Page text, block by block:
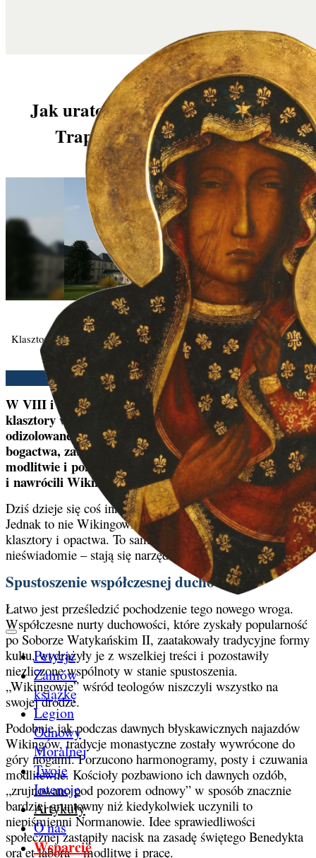
Petycje
Zamów
książkę
Legion
Odnowy
Moralnej
Twoje
Intencje
Artykuły
O nas
Wsparcie
Jak uratować klasztor La Grande
Trappe przed zamknięciem
Klasztor La Grande Trappe w Normandii, we Francji. Źródło zdjęcia:
Stucki, CC BY-SA 2.0 FR.
John Horvat II | 7/04/2026
W VIII i IX wieku Wikingowie często plądrowali
klasztory w całej Europie, ponieważ były one
odizolowane, słabo chronione i posiadały ogromne
bogactwa, zabytki oraz zwierzęta hodowlane. Dzięki
modlitwie i pokucie mnisi ostatecznie zwyciężyli
i nawrócili Wikingów.
Dziś dzieje się coś innego. Trwa nowa fala grabieży.
Jednak to nie Wikingowie ani barbarzyńcy plądrują
klasztory i opactwa. To sami mnisi i zakonnice – być może
nieświadomie – stają się narzędziami własnej zagłady.
Spustoszenie współczesnej duchowości
Łatwo jest prześledzić pochodzenie tego nowego wroga.
Współczesne nurty duchowości, które zyskały popularność
po Soborze Watykańskim II, zaatakowały tradycyjne formy
kultu, wydrążyły je z wszelkiej treści i pozostawiły
niezliczone wspólnoty w stanie spustoszenia.
„Wikingowie” wśród teologów niszczyli wszystko na
swojej drodze.
Podobnie jak podczas dawnych błyskawicznych najazdów
Wikingów, tradycje monastyczne zostały wywrócone do
góry nogami. Porzucono harmonogramy, posty i czuwania
modlitewne. Kościoły pozbawiono ich dawnych ozdób,
„zrujnowano pod pozorem odnowy” w sposób znacznie
bardziej gruntowny niż kiedykolwiek uczynili to
niepiśmienni Normanowie. Idee sprawiedliwości
społecznej zastąpiły nacisk na zasadę świętego Benedykta
ora et labora – modlitwę i pracę.